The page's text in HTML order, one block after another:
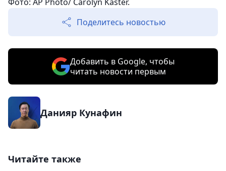
Поделитесь новостью
Добавить в Google, чтобы
читать новости первым
Данияр Кунафин
Читайте также